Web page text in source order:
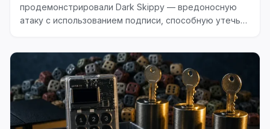
продемонстрировали Dark Skippy — вредоносную
атаку с использованием подписи, способную утечь